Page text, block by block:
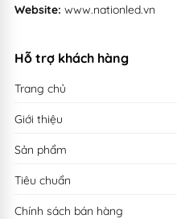
Website: www.nationled.vn
Hỗ trợ khách hàng
Trang chủ
Giới thiệu
Sản phẩm
Tiêu chuẩn
Chính sách bán hàng